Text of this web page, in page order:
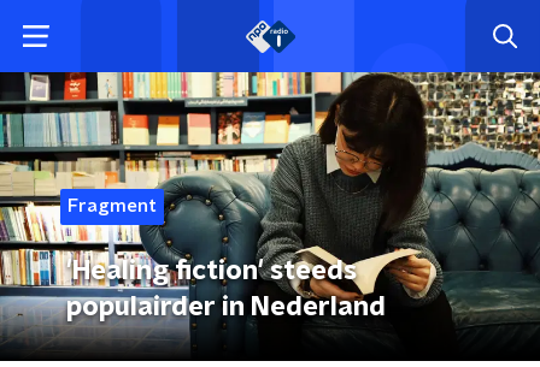
Fragment
'Healing fiction' steeds
populairder in Nederland